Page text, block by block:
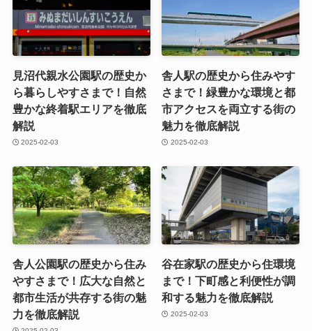
見沼代親水公園駅の歴史か
ら暮らしやすさまで！自然
豊かな終着駅エリアを徹底
解説
2025-02-03
舎人駅の歴史から住みやす
さまで！緑豊かな環境と都
市アクセスを両立する街の
魅力を徹底解説
2025-02-03
舎人公園駅の歴史から住み
やすさまで！広大な自然と
都市生活が共存する街の魅
力を徹底解説
谷在家駅の歴史から住環境
まで！下町感と利便性が調
和する魅力を徹底解説
2025-02-03